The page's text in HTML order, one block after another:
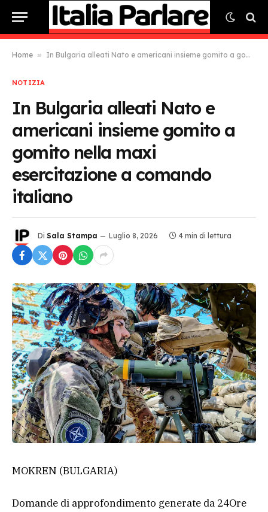
Home » In Bulgaria alleati Nato e americani insieme gomito a gomito nella maxi esercitazione a comando italiano
NOTIZIA
In Bulgaria alleati Nato e
americani insieme gomito a
gomito nella maxi
esercitazione a comando
italiano
Di Sala Stampa Luglio 8, 2026 4 min di lettura
MOKREN (BULGARIA)
Domande di approfondimento generate da 24Ore